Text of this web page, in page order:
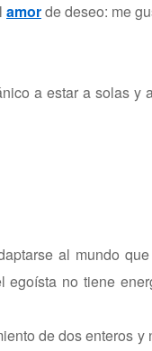
amorde deseo: me
a estar a solas y
al mundo
no tiene
de dos enteros y